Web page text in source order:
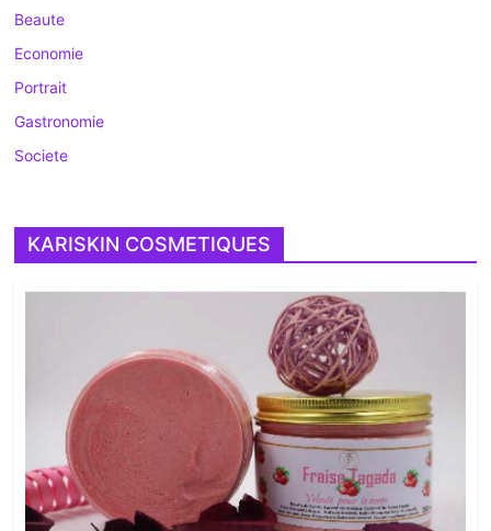
Beaute
Economie
Portrait
Gastronomie
Societe
KARISKIN COSMETIQUES